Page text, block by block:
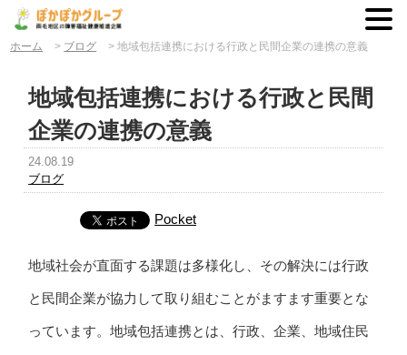
ホーム > ブログ >地域包括連携における行政と民間企業の連携の意義
地域包括連携における行政と民間
企業の連携の意義
24.08.19
ブログ
Pocket
地域社会が直面する課題は多様化し、その解決には行政
と民間企業が協力して取り組むことがますます重要とな
っています。地域包括連携とは、行政、企業、地域住民